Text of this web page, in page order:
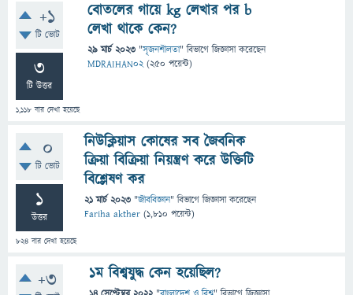
+1
টি ভোট
3
টি উত্তর
1,118 বার দেখা হয়েছে
বোতলের গায়ে kg লেখার পর b
লেখা থাকে কেন?
29 মার্চ 2023 "সৃজনশীলতা" বিভাগে জিজ্ঞাসাকরেছেন
MDRAIHAN02 (250 পয়েন্ট)
0
টি ভোট
1
উত্তর
824 বার দেখা হয়েছে
নিউক্লিয়াস কোষের সব জৈবনিক
ক্রিয়া বিক্রিয়া নিয়ন্ত্রণ করে উক্তিটি
বিশ্লেষণ কর
21 মার্চ 2023 "জীববিজ্ঞান" বিভাগে জিজ্ঞাসাকরেছেন
Fariha akther (1,810 পয়েন্ট)
+3 ১ম বিশ্বযুদ্ধ কেন হয়েছিল?